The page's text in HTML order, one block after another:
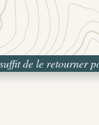
de le retourner